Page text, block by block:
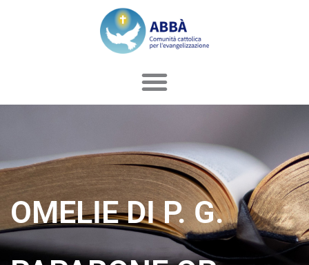
OMELIE DI P. G.